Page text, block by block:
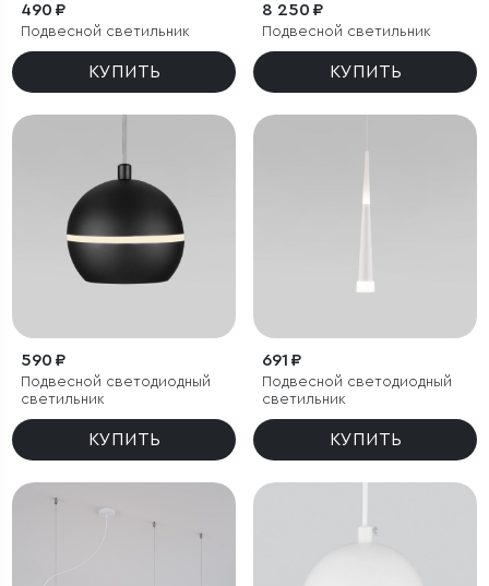
490 ₽
Подвесной светильник
КУПИТЬ
8 250 ₽
Подвесной светильник
КУПИТЬ
590 ₽
Подвесной светодиодный
светильник
КУПИТЬ
691 ₽
Подвесной светодиодный
светильник
КУПИТЬ